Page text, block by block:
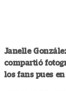
Janelle
compartió
los fans pues